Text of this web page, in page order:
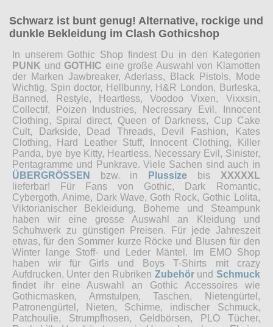
Schwarz ist bunt genug! Alternative, rockige und
dunkle Bekleidung im Clash Gothicshop
In unserem Gothic Shop findest Du in den Kategorien
PUNK und GOTHIC eine große Auswahl von Klamotten
der Marken Jawbreaker, Aderlass, Black Pistols, Mode
Wichtig, Spin doctor, Hellbunny, H&R London, Burleska,
Banned, Restyle, Heartless, Voodoo Vixen, Vixxsin,
Collectif, Poizen Industries, Necressary Evil, Innocent
Clothing, Spiral direct, Queen of Darkness, Cup Cake
Cult, Darkside, Dead Threads, Devil Fashion, Kates
Clothing, Hard Leather Stuff, Innocent Clothing, Killer
Panda, bye bye Kitty, Heartless, Necessary Evil, Sinister,
Pentagramme und Punkrave. Viele Sachen sind auch in
ÜBERGRÖSSEN
bzw. in Plussize bis XXXXXL
lieferbar! Für Fans von Gothic, Dark Romantic,
Cybergoth, Anime, Dark Wave, Goth Rock, Gothic Lolita,
Viktorianischer Bekleidung, Boheme und Steampunk
haben wir eine grosse Auswahl an Kleidung und
Schuhwerk zu günstigen Preisen. Für jede Jahreszeit
etwas, für den Sommer kurze Röcke und Blusen für den
Winter lange Stoff- und Leder Mäntel. Im EMO Shop
haben wir für Girls und Boys T-Shirts mit crazy
Aufdrucken. Unter den Rubriken Zubehörund Schmuck
findet ihr eine Auswahl an Gothic Accessoires wie
Gothicmasken, Armstulpen, Taschen, Nietengürtel,
Patronengürtel, Nieten, Schirme, indischer Schmuck,
Patchoulie, Strumpfhosen, Geldbörsen, PLO Tücher,